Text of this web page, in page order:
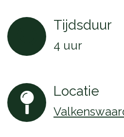
Tijdsduur
4 uur
Locatie